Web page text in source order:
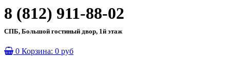
8 (812) 911-88-02
СПБ, Большой гостиный двор, 1й этаж
0 Корзина: 0 руб